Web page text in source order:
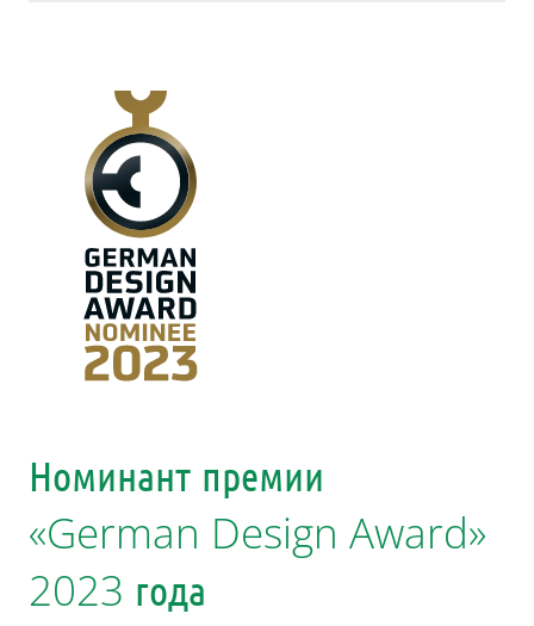
Номинант премии
«German Design Award»
2023 года